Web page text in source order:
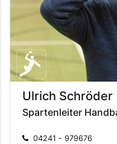
Ulrich Schröder
Spartenleiter
04241 - 979676